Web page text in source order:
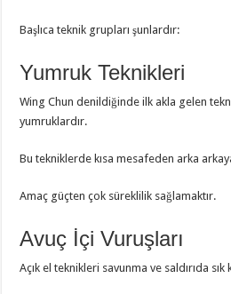
Başlıca teknik grupları şunlardır:
Yumruk Teknikleri
Wing Chun denildiğinde ilk akla gelen
yumruklardır.
Bu tekniklerde kısa mesafeden arka
Amaç güçten çok süreklilik sağlamaktır.
Avuç İçi Vuruşları
Açık el teknikleri savunma ve saldırıda sık